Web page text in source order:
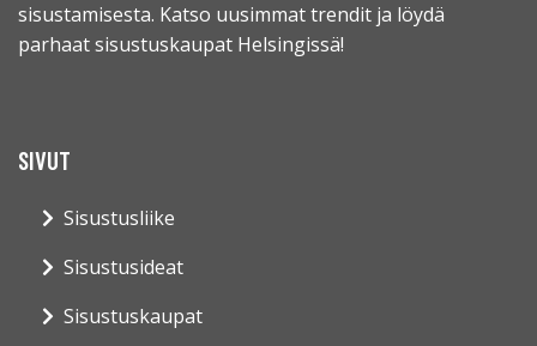
sisustamisesta. Katso uusimmat trendit ja löydä
parhaat sisustuskaupat Helsingissä!
SIVUT
Sisustusliike
Sisustusideat
Sisustuskaupat